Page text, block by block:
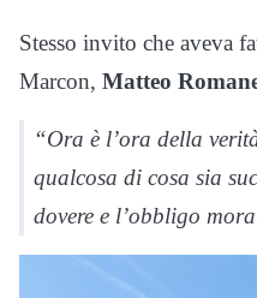
Stesso invito che aveva
Marcon, Matteo
“Ora è l’ora della
qualcosa di cosa sia
dovere e l’obbligo